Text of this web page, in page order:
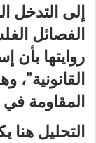
إلى التدخل
الفصائل
روايتها بأن
المقاومة
التحليل